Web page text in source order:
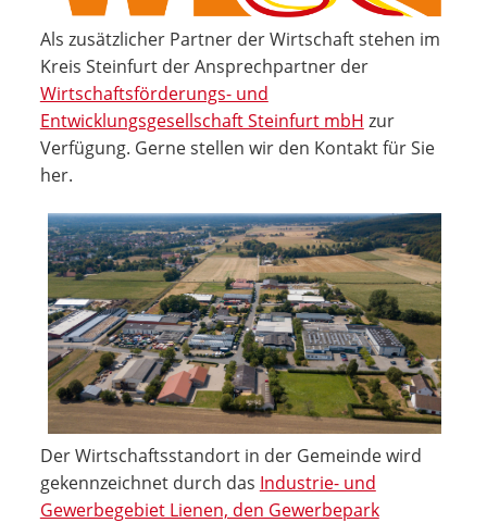
Als zusätzlicher Partner der Wirtschaft stehen im
Kreis Steinfurt der Ansprechpartner der
Wirtschaftsförderungs- und
Entwicklungsgesellschaft Steinfurt mbH zur
Verfügung. Gerne stellen wir den Kontakt für Sie
her.
Der Wirtschaftsstandort in der Gemeinde wird
gekennzeichnet durch das Industrie- und
Gewerbegebiet Lienen, den Gewerbepark